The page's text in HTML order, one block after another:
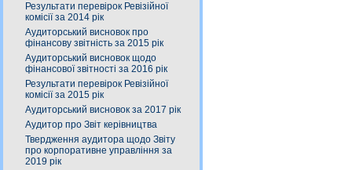
Результати перевірок Ревізійної
комісії за 2014 рік
Аудиторський висновок про
фінансову звітність за 2015 рік
Аудиторський висновок щодо
фінансової звітності за 2016 рік
Результати перевірок Ревізійної
комісії за 2015 рік
Аудиторський висновок за 2017 рік
Аудитор про Звіт керівництва
Твердження аудитора щодо Звіту
про корпоративне управління за
2019 рік